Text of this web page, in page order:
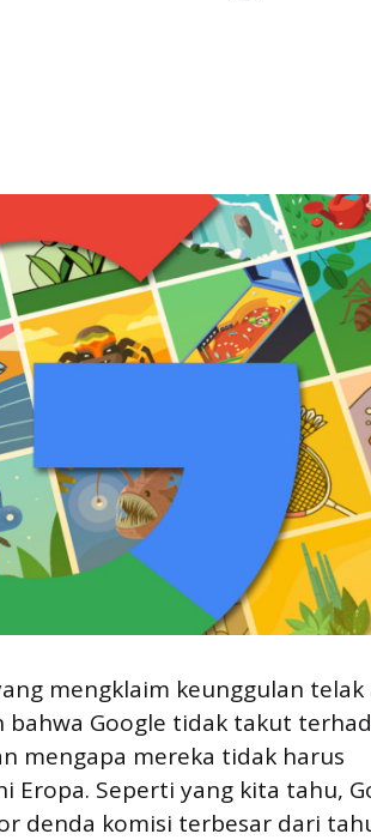
mengklaim keunggulan telak
bahwa Google tidak takut
mengapa mereka tidak harus
Eropa. Seperti yang kita tahu,
denda komisi terbesar dari